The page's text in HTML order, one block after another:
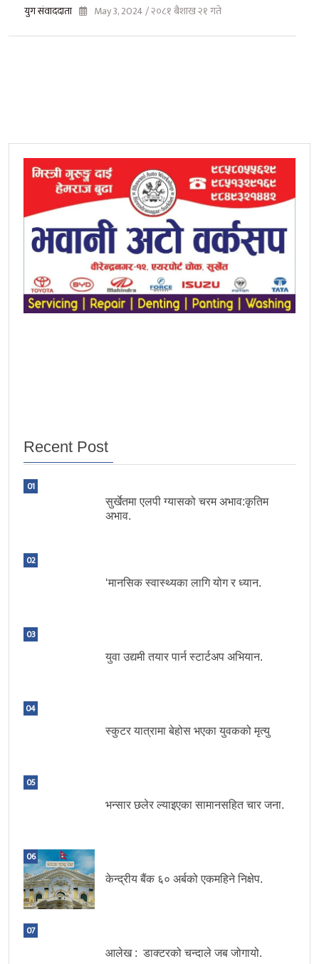
युग संवाददाता May 3, 2024 / २०८१ बैशाख २१ गते
Recent Post
01
सुर्खेतमा एलपी ग्यासको चरम अभाव:कृतिम
अभाव.
02
‘मानसिक स्वास्थ्यका लागि योग र ध्यान.
03
युवा उद्यमी तयार पार्न स्टार्टअप अभियान.
04
स्कुटर यात्रामा बेहोस भएका युवकको मृत्यु
05
भन्सार छलेर ल्याइएका सामानसहित चार जना.
06
केन्द्रीय बैंक ६० अर्बको एकमहिने निक्षेप.
07
आलेख : डाक्टरको चन्दाले जब जोगायो.